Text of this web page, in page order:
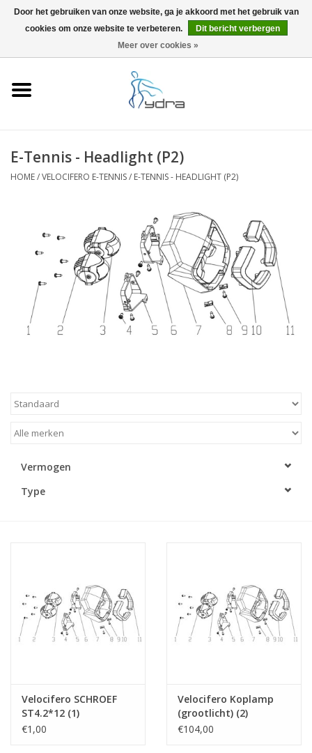
0 Artikelen - €0,00
E-Tennis - Headlight (P2)
HOME/VELOCIFERO E-TENNIS/ E-TENNIS - HEADLIGHT (P2)
Vermogen
Type
Velocifero SCHROEF
ST4.2*12 (1)
€1,00
Velocifero Koplamp
(grootlicht) (2)
€104,00
Door het gebruiken van onze website, ga je akkoord met het gebruik van
cookies om onze website te verbeteren.
Dit bericht verbergen
Meer over cookies »